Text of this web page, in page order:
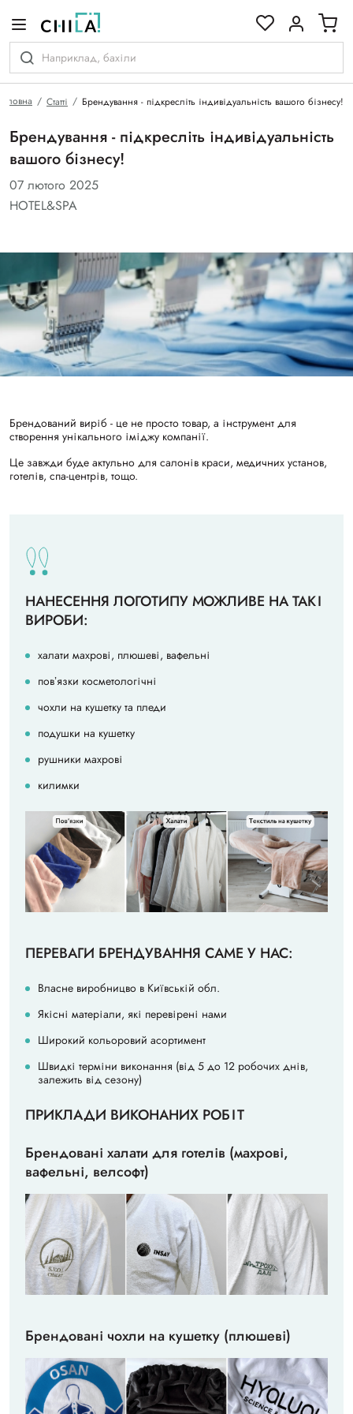
Статті Брендування - підкресліть індивідуальність вашого бізнесу!
Брендування - підкресліть індивідуальність
вашого бізнесу!
07 лютого 2025
HOTEL&SPA
Брендований виріб - це не просто товар, а інструмент для
створення унікального іміджу компанії.
Це завжди буде актульно для салонів краси, медичних установ,
готелів, спа-центрів, тощо.
НАНЕСЕННЯ ЛОГОТИПУ МОЖЛИВЕ НА ТАКІ
ВИРОБИ:
халати махрові, плюшеві, вафельні
повʼязки косметологічні
чохли на кушетку та пледи
подушки на кушетку
рушники махрові
килимки
ПЕРЕВАГИ БРЕНДУВАННЯ САМЕ У НАС:
Власне виробницво в Київській обл.
Якісні матеріали, які перевірені нами
Широкий кольоровий асортимент
Швидкі терміни виконання (від 5 до 12 робочих днів,
залежить від сезону)
ПРИКЛАДИ ВИКОНАНИХ РОБІТ
Брендовані халати для готелів (махрові,
вафельні, велсофт)
Брендовані чохли на кушетку (плюшеві)
гамі